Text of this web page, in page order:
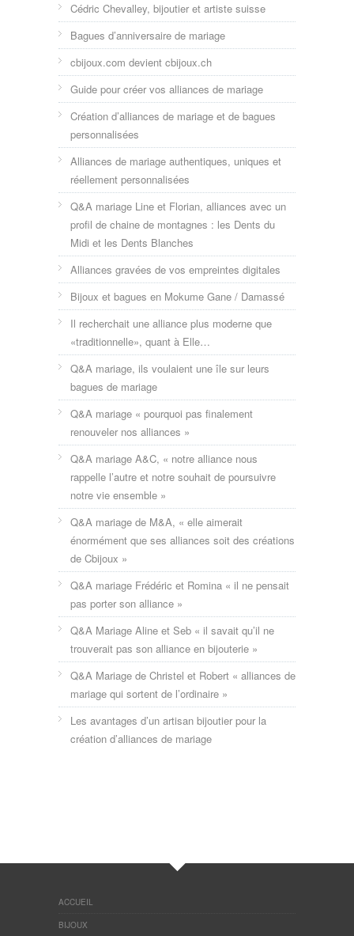
Cédric Chevalley, bijoutier et artiste suisse
Bagues d’anniversaire de mariage
cbijoux.com devient cbijoux.ch
Guide pour créer vos alliances de mariage
Création d’alliances de mariage et de bagues
personnalisées
Alliances de mariage authentiques, uniques et
réellement personnalisées
Q&A mariage Line et Florian, alliances avec un
profil de chaine de montagnes : les Dents du
Midi et les Dents Blanches
Alliances gravées de vos empreintes digitales
Bijoux et bagues en Mokume Gane / Damassé
Il recherchait une alliance plus moderne que
«traditionnelle», quant à Elle…
Q&A mariage, ils voulaient une île sur leurs
bagues de mariage
Q&A mariage « pourquoi pas finalement
renouveler nos alliances »
Q&A mariage A&C, « notre alliance nous
rappelle l’autre et notre souhait de poursuivre
notre vie ensemble »
Q&A mariage de M&A, « elle aimerait
énormément que ses alliances soit des créations
de Cbijoux »
Q&A mariage Frédéric et Romina « il ne pensait
pas porter son alliance »
Q&A Mariage Aline et Seb « il savait qu’il ne
trouverait pas son alliance en bijouterie »
Q&A Mariage de Christel et Robert « alliances de
mariage qui sortent de l’ordinaire »
Les avantages d’un artisan bijoutier pour la
création d’alliances de mariage
ACCUEIL
BIJOUX